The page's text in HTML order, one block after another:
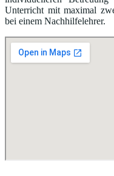
Unterricht mit maximal
bei einem Nachhilfelehrer.